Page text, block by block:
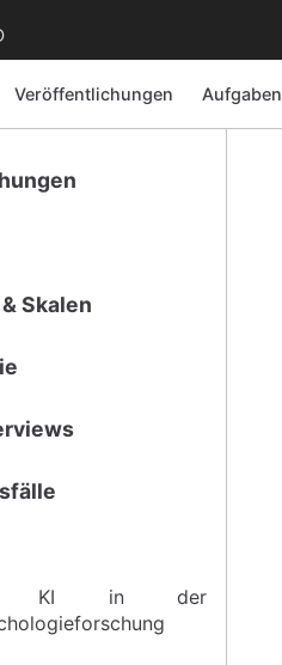
Veröffentlichungen Aufgaben
Skalen
KI in der